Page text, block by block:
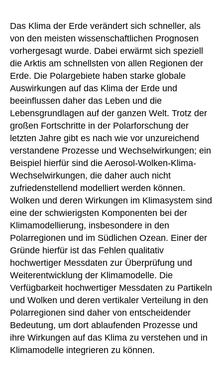
Das Klima der Erde verändert sich schneller, als
von den meisten wissenschaftlichen Prognosen
vorhergesagt wurde. Dabei erwärmt sich speziell
die Arktis am schnellsten von allen Regionen der
Erde. Die Polargebiete haben starke globale
Auswirkungen auf das Klima der Erde und
beeinflussen daher das Leben und die
Lebensgrundlagen auf der ganzen Welt. Trotz der
großen Fortschritte in der Polarforschung der
letzten Jahre gibt es nach wie vor unzureichend
verstandene Prozesse und Wechselwirkungen; ein
Beispiel hierfür sind die Aerosol-Wolken-Klima-
Wechselwirkungen, die daher auch nicht
zufriedenstellend modelliert werden können.
Wolken und deren Wirkungen im Klimasystem sind
eine der schwierigsten Komponenten bei der
Klimamodellierung, insbesondere in den
Polarregionen und im Südlichen Ozean. Einer der
Gründe hierfür ist das Fehlen qualitativ
hochwertiger Messdaten zur Überprüfung und
Weiterentwicklung der Klimamodelle. Die
Verfügbarkeit hochwertiger Messdaten zu Partikeln
und Wolken und deren vertikaler Verteilung in den
Polarregionen sind daher von entscheidender
Bedeutung, um dort ablaufenden Prozesse und
ihre Wirkungen auf das Klima zu verstehen und in
Klimamodelle integrieren zu können.